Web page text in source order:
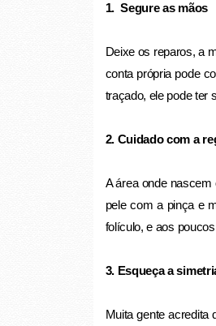
1. Segure as mãos
Deixe os reparos, a
conta própria pode
traçado, ele pode ter
2. Cuidado com a
A área onde
pele com a pinça e
folículo, e aos
3. Esqueça a
Muita gente acredita